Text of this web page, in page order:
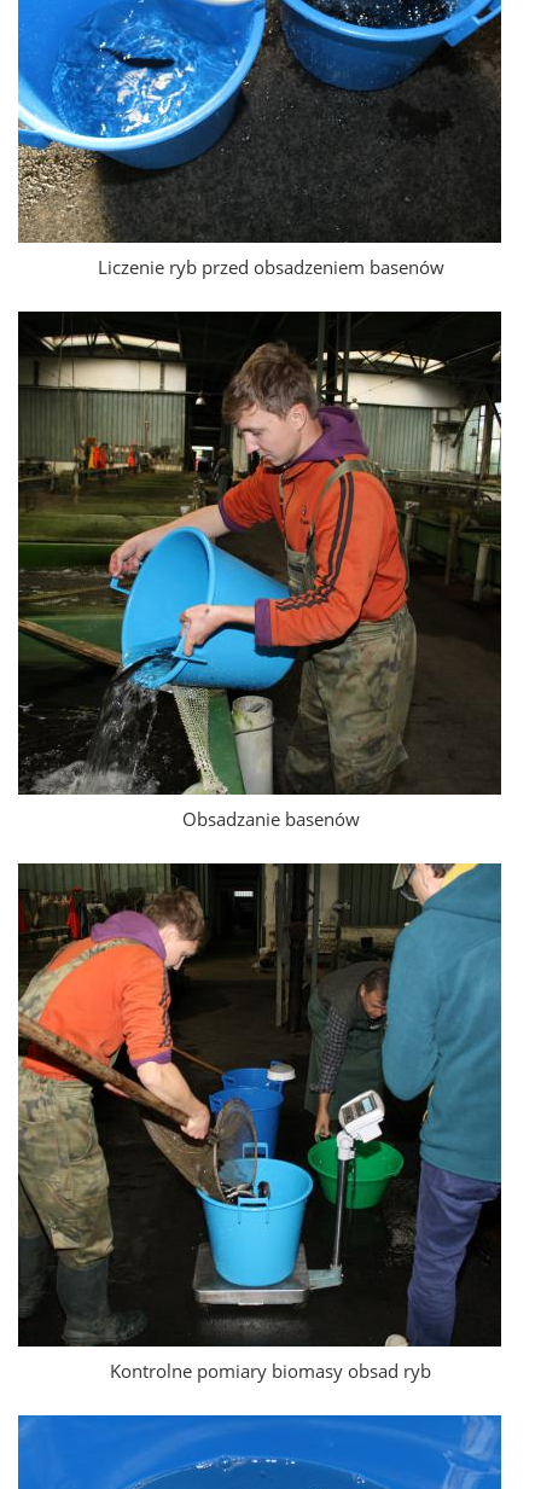
Liczenie ryb przed obsadzeniem basenów
Obsadzanie basenów
Kontrolne pomiary biomasy obsad ryb